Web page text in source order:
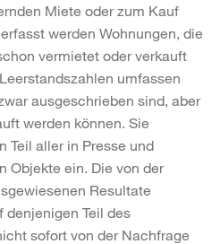
Miete oder zum Kauf
werden Wohnungen, die
vermietet oder verkauft
umfassen
ausgeschrieben sind, aber
werden können. Sie
Teil aller in Presse und
Objekte ein. Die von der
Resultate
denjenigen Teil des
sofort von der Nachfrage